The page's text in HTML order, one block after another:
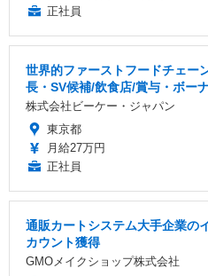
正社員
世界的ファーストフードチェー
長・SV候補/飲食店/賞与・ボー
株式会社ビーケー・ジャパン
東京都
月給27万円
正社員
通販カートシステム大手企業の
カウント獲得
GMOメイクショップ株式会社